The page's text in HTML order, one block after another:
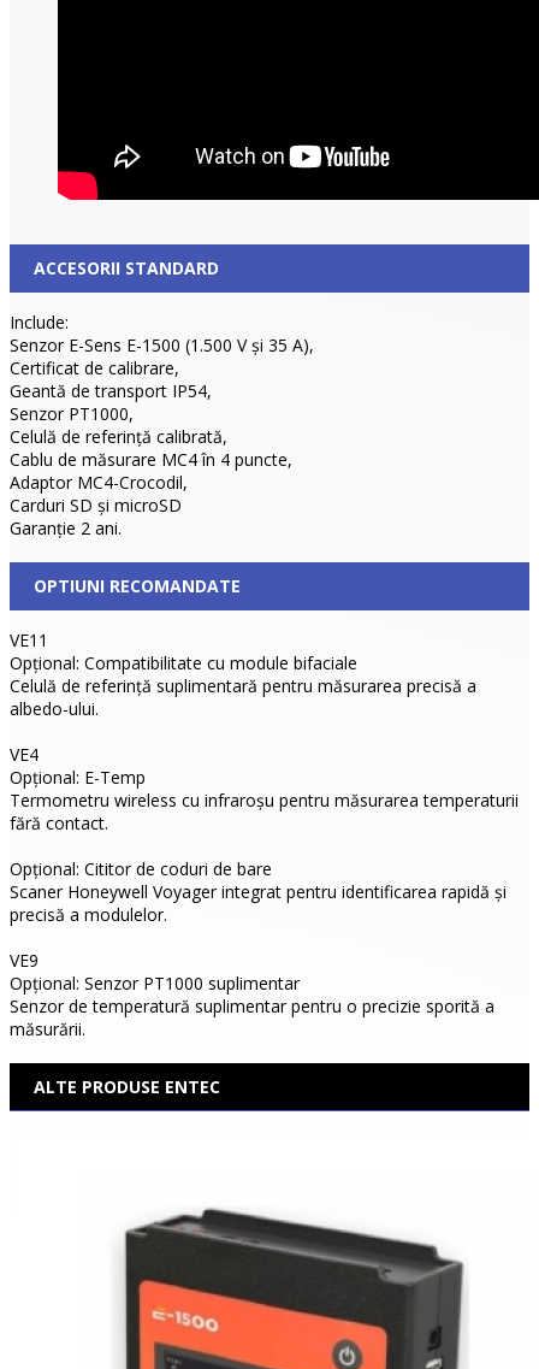
ACCESORII STANDARD
Include:
Senzor E-Sens E-1500 (1.500 V și 35 A),
Certificat de calibrare,
Geantă de transport IP54,
Senzor PT1000,
Celulă de referință calibrată,
Cablu de măsurare MC4 în 4 puncte,
Adaptor MC4-Crocodil,
Carduri SD și microSD
Garanție 2 ani.
OPTIUNI RECOMANDATE
VE11
Opțional: Compatibilitate cu module bifaciale
Celulă de referință suplimentară pentru măsurarea precisă a
albedo-ului.
VE4
Opțional: E-Temp
Termometru wireless cu infraroșu pentru măsurarea temperaturii
fără contact.
Opțional: Cititor de coduri de bare
Scaner Honeywell Voyager integrat pentru identificarea rapidă și
precisă a modulelor.
VE9
Opțional: Senzor PT1000 suplimentar
Senzor de temperatură suplimentar pentru o precizie sporită a
măsurării.
ALTE PRODUSE ENTEC